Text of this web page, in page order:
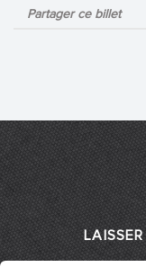
Partager ce billet